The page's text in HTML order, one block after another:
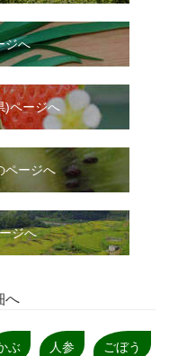
ジへ
)ページへ
ページへ
ジへ
へ
ぶ 人参 ごぼう